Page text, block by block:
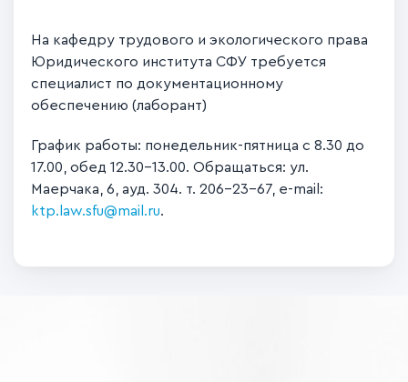
На кафедру трудового и экологического права
Юридического института СФУ требуется
специалист по документационному
обеспечению (лаборант)
График работы: понедельник-пятница с 8.30 до
17.00, обед 12.30-13.00. Обращаться: ул.
Маерчака, 6, ауд. 304. т. 206-23-67, e-mail:
ktp.law.sfu@mail.ru.